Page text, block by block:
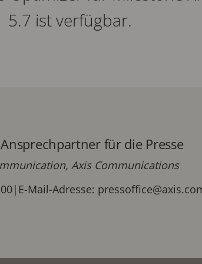
5.7 ist verfügbar.
Ansprechpartner für die Presse
Axis Communications
| E-Mail-Adresse: